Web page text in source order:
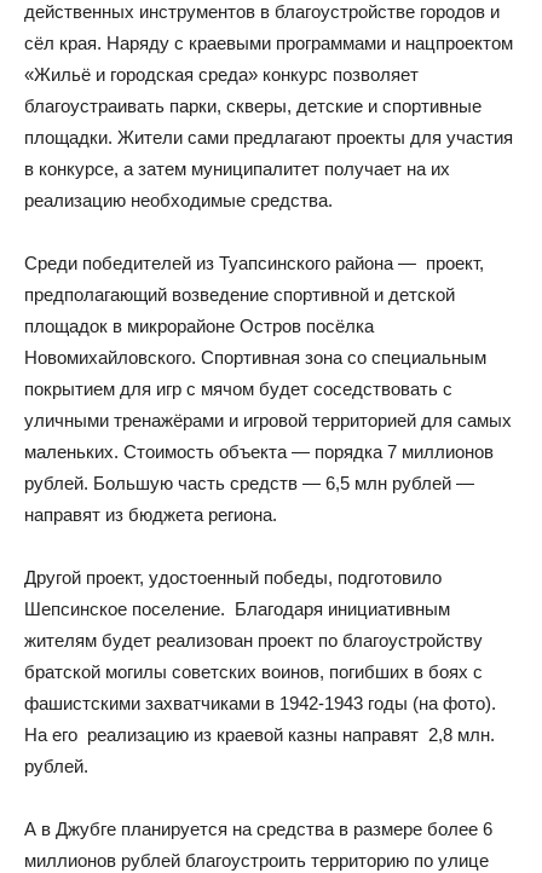
действенных инструментов в благоустройстве городов и
сёл края. Наряду с краевыми программами и нацпроектом
«Жильё и городская среда» конкурс позволяет
благоустраивать парки, скверы, детские и спортивные
площадки. Жители сами предлагают проекты для участия
в конкурсе, а затем муниципалитет получает на их
реализацию необходимые средства.
Среди победителей из Туапсинского района — проект,
предполагающий возведение спортивной и детской
площадок в микрорайоне Остров посёлка
Новомихайловского. Спортивная зона со специальным
покрытием для игр с мячом будет соседствовать с
уличными тренажёрами и игровой территорией для самых
маленьких. Стоимость объекта — порядка 7 миллионов
рублей. Большую часть средств — 6,5 млн рублей —
направят из бюджета региона.
Другой проект, удостоенный победы, подготовило
Шепсинское поселение. Благодаря инициативным
жителям будет реализован проект по благоустройству
братской могилы советских воинов, погибших в боях с
фашистскими захватчиками в 1942-1943 годы (на фото).
На его реализацию из краевой казны направят 2,8 млн.
рублей.
А в Джубге планируется на средства в размере более 6
миллионов рублей благоустроить территорию по улице